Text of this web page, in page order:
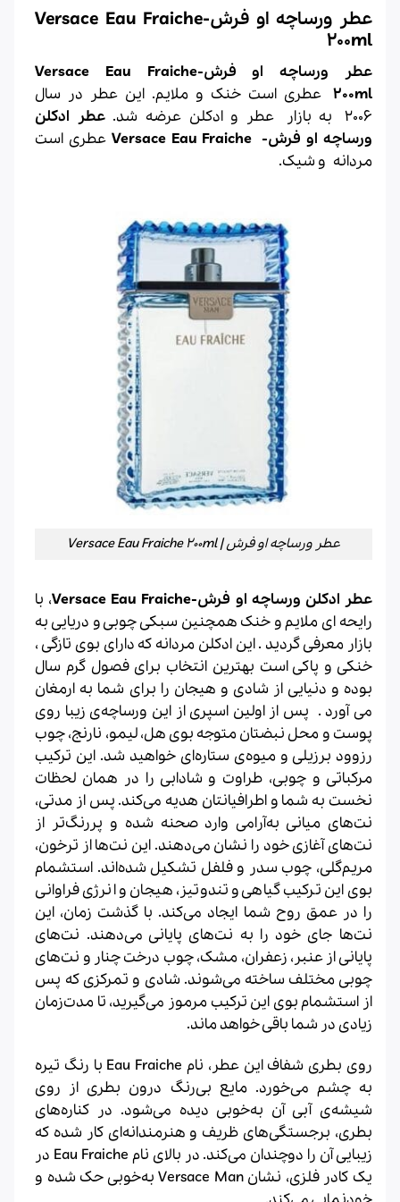
عطر ورساچه او فرش-Versace Eau Fraiche
200ml
عطر ورساچه او فرش-Versace Eau Fraiche
200ml عطری است خنک و ملایم. این عطر در سال
2006 به بازار عطر و ادکلن عرضه شد.
عطر ادکلن
ورساچه او فرش- Versace Eau Fraiche
عطری است
مردانه و شیک.
عطر ورساچه او فرش | Versace Eau Fraiche 200ml
عطر ادکلن ورساچه او فرش-Versace Eau Fraiche
، با
رایحه ای ملایم و خنک همچنین سبکی چوبی و دریایی به
بازار معرفی گردید . این ادکلن مردانه که دارای بوی تازگی ،
خنکی و پاکی است بهترین انتخاب برای فصول گرم سال
بوده و دنیایی از شادی و هیجان را برای شما به ارمغان
می آورد . پس از اولین اسپری از این ورساچه‌ی زیبا روی
پوست و محل نبضتان متوجه بوی هل، لیمو، نارنج، چوب
رزوود برزیلی و میوه‌ی ستاره‌ای خواهید شد. این ترکیب
مرکباتی و چوبی، طراوت و شادابی را در همان لحظات
نخست به شما و اطرافیانتان هدیه می‌کند. پس از مدتی،
نت‌های میانی به‌آرامی وارد صحنه شده و پررنگ‌تر از
نت‌های آغازی خود را نشان می‌دهند. این نت‌ها از ترخون،
مریم‌گلی، چوب سدر و فلفل تشکیل ‌شده‌اند. استشمام
بوی این ترکیب گیاهی و تندوتیز، هیجان و انرژی فراوانی
را در عمق روح شما ایجاد می‌کند. با گذشت زمان، این
نت‌ها جای خود را به نت‌های پایانی می‌دهند. نت‌های
پایانی از عنبر، زعفران، مشک، چوب درخت چنار و نت‌های
چوبی مختلف ساخته می‌شوند. شادی و تمرکزی که پس
از استشمام بوی این ترکیب مرموز می‌گیرید، تا مدت‌زمان
زیادی در شما باقی خواهد ماند.
روی بطری شفاف این عطر، نام Eau Fraiche با رنگ تیره
به چشم می‌خورد. مایع بی‌رنگ درون بطری از روی
شیشه‌ی آبی آن به‌خوبی دیده می‌شود. در کناره‌های
بطری، برجستگی‌های ظریف و هنرمندانه‌ای کار شده که
زیبایی آن را دوچندان می‌کند. در بالای نام Eau Fraiche در
یک کادر فلزی، نشان Versace Man به‌خوبی حک شده و